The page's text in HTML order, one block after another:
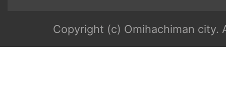
Copyright (c) Omihachiman city.